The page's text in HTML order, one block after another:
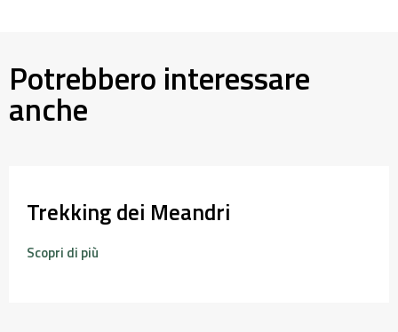
Potrebbero interessare
anche
Trekking dei Meandri
Scopri di più